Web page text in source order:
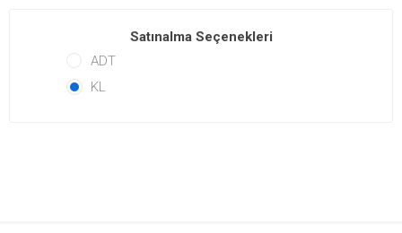
Satınalma Seçenekleri
ADT
KL